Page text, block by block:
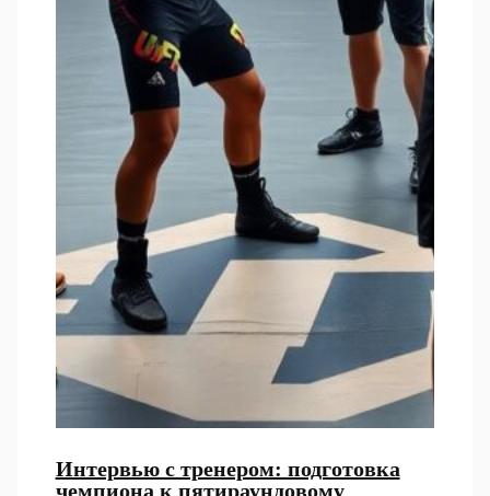
Интервью с тренером: подготовка
чемпиона к пятираундовому